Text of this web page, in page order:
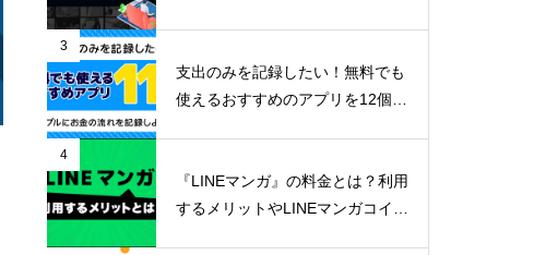
3
支出のみを記録したい！無料でも
使えるおすすめのアプリを12個ご
4
『LINEマンガ』の料金とは？利用
するメリットやLINEマンガコイン